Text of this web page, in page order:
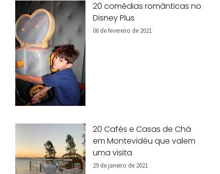
20 comédias românticas no
Disney Plus
06 de fevereiro de 2021
20 Cafés e Casas de Chá
em Montevidéu que valem
uma visita
29 de janeiro de 2021